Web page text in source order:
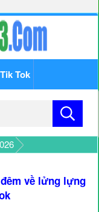
Tok
về lửng lựng